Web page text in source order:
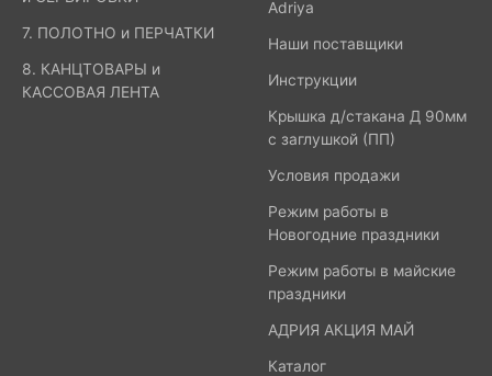
7. ПОЛОТНО и ПЕРЧАТКИ
8. КАНЦТОВАРЫ и
КАССОВАЯ ЛЕНТА
Adriya
Наши поставщики
Инструкции
Крышка д/стакана Д 90мм
с заглушкой (ПП)
Условия продажи
Режим работы в
Новогодние праздники
Режим работы в майские
праздники
АДРИЯ АКЦИЯ МАЙ
Каталог